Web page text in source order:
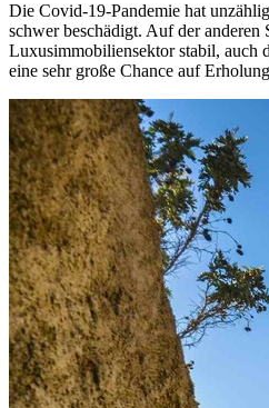
Die Covid-19-Pandemie hat
schwer beschädigt. Auf der anderen
Luxusimmobiliensektor stabil, auch
eine sehr große Chance auf